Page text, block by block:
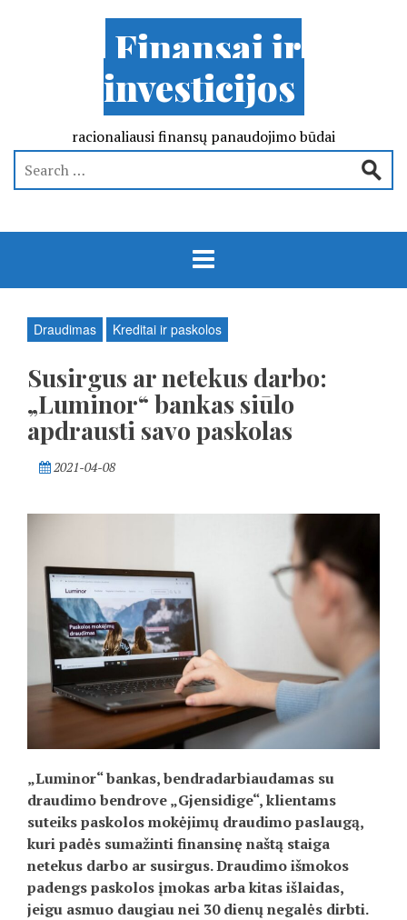
Finansai ir
investicijos
racionaliausi finansų panaudojimo būdai
Draudimas Kreditai ir paskolos
Susirgus ar netekus darbo:
„Luminor“ bankas siūlo
apdrausti savo paskolas
2021-04-08
„Luminor“ bankas, bendradarbiaudamas su
draudimo bendrove „Gjensidige“, klientams
suteiks paskolos mokėjimų draudimo paslaugą,
kuri padės sumažinti finansinę naštą staiga
netekus darbo ar susirgus. Draudimo išmokos
padengs paskolos įmokas arba kitas išlaidas,
jeigu asmuo daugiau nei 30 dienų negalės dirbti.